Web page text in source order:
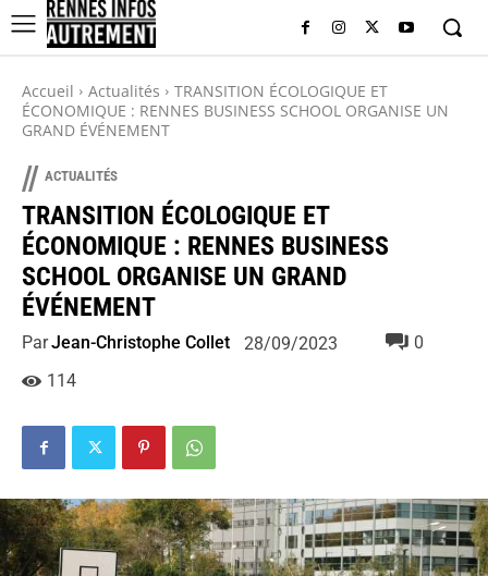
Accueil Actualités
TRANSITION ÉCOLOGIQUE ET
ÉCONOMIQUE : RENNES BUSINESS SCHOOL ORGANISE UN
GRAND ÉVÉNEMENT
// ACTUALITÉS
TRANSITION ÉCOLOGIQUE ET
ÉCONOMIQUE : RENNES BUSINESS
SCHOOL ORGANISE UN GRAND
ÉVÉNEMENT
ParJean-Christophe Collet 28/09/2023
0
114